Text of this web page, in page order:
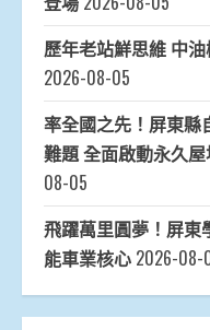
歷年老站鮮思維 中
2026-08-05
率全國之先！屏東縣
難題 全面啟動永久
08-05
飛躍萬里圓夢！屏東
能車業核心 2026-08-